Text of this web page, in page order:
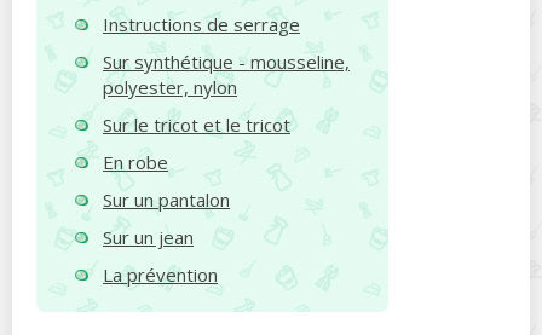
Instructions de serrage
Sur synthétique - mousseline,
polyester, nylon
Sur le tricot et le tricot
En robe
Sur un pantalon
Sur un jean
La prévention